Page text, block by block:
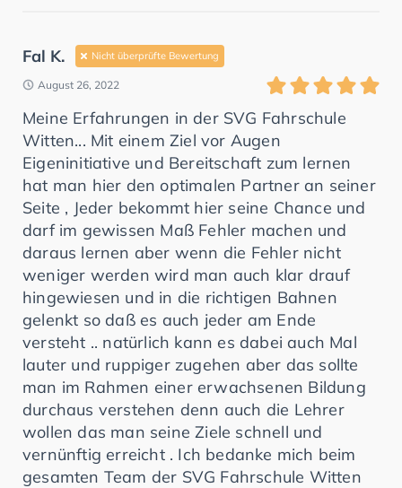
Fal K. Nicht überprüfte Bewertung
August 26, 2022
Meine Erfahrungen in der SVG Fahrschule
Witten... Mit einem Ziel vor Augen
Eigeninitiative und Bereitschaft zum lernen
hat man hier den optimalen Partner an seiner
Seite , Jeder bekommt hier seine Chance und
darf im gewissen Maß Fehler machen und
daraus lernen aber wenn die Fehler nicht
weniger werden wird man auch klar drauf
hingewiesen und in die richtigen Bahnen
gelenkt so daß es auch jeder am Ende
versteht .. natürlich kann es dabei auch Mal
lauter und ruppiger zugehen aber das sollte
man im Rahmen einer erwachsenen Bildung
durchaus verstehen denn auch die Lehrer
wollen das man seine Ziele schnell und
vernünftig erreicht . Ich bedanke mich beim
gesamten Team der SVG Fahrschule Witten